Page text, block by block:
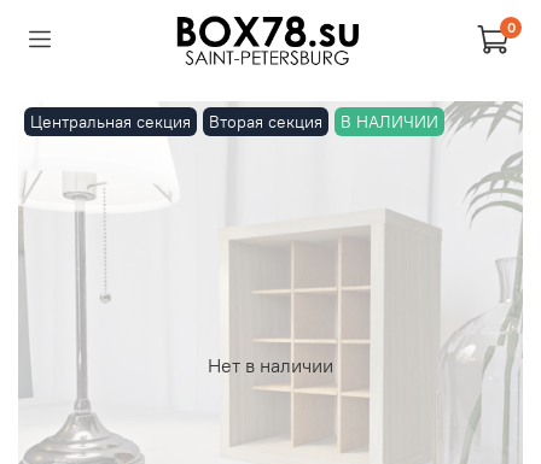
0
Нет в наличии
Центральная секция Вторая секция В НАЛИЧИИ